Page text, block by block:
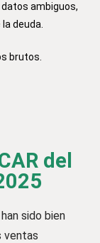
ambiguos,
deuda.
brutos.
del
sido bien
ventas